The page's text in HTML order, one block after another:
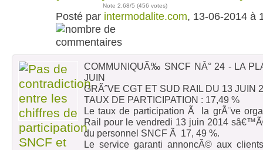
Note 2.68/5 (456 votes)
Posté par intermodalite.com, 13-06-2014 à
COMMUNIQUÃ‰ SNCF NÂ° 24 - LA
JUIN
GRÃˆVE CGT ET SUD RAIL DU 13 JUIN
TAUX DE PARTICIPATION : 17,49 %
Le taux de participation Ã la grÃ¨ve
Rail pour le vendredi 13 juin 2014
du personnel SNCF Ã 17, 49 %.
Le service garanti annoncÃ© aux